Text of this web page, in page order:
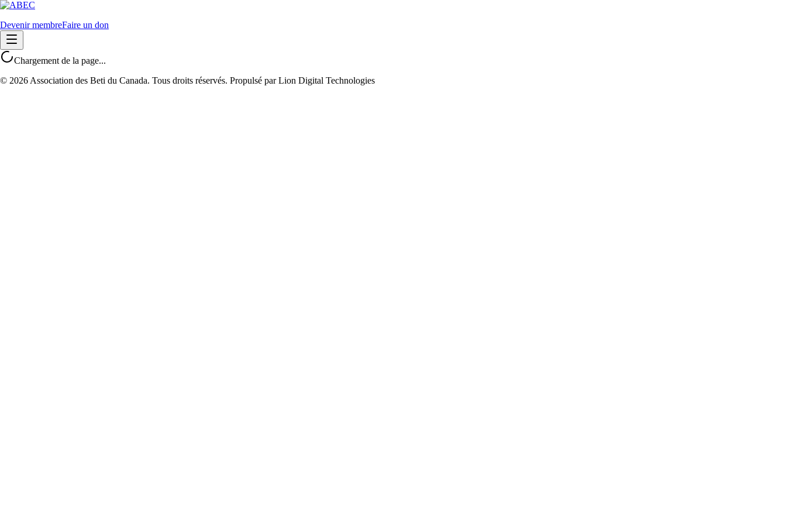
Devenir membreFaire un don
Chargement de la page...
© 2026 Association des Beti du Canada. Tous droits réservés. Propulsé par Lion Digital Technologies